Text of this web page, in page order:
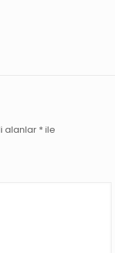
alanlar *ile